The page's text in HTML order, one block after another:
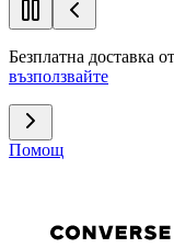
Безплатна доставка
възползвайте
Помощ